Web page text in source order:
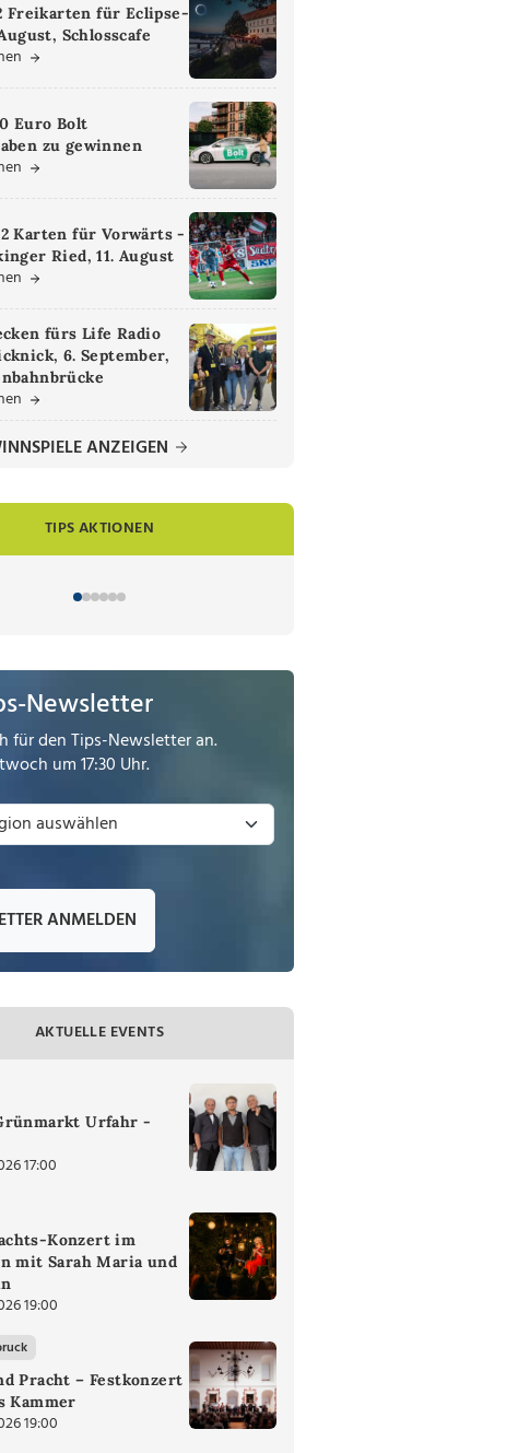
Freikarten für Eclipse-
Schlosscafe
Euro Bolt
zu gewinnen
Karten für Vorwärts -
Ried, 11. August
fürs Life Radio
6. September,
ANZEIGEN
TIPS AKTIONEN
Newsletter
für den Tips-Newsletter an.
um 17:30 Uhr.
ANMELDEN
AKTUELLE EVENTS
Urfahr -
17:00
Konzert im
mit Sarah Maria und
19:00
Pracht – Festkonzert
Kammer
19:00